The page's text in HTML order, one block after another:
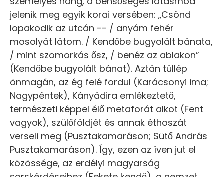
jelenik meg egyik korai versében: „Csönd
lopakodik az utcán -- / anyám fehér
mosolyát látom. / Kendőbe bugyolált bánata,
/ mint szomorkás ősz, / benéz az ablakon”
(Kendőbe bugyolált bánat). Aztán túllép
önmagán, az ég felé fordul (Karácsonyi ima;
Nagypéntek), Kányádira emlékeztető,
természeti képpel élő metaforát alkot (Fent
vagyok), szülőföldjét és annak éthoszát
verseli meg (Pusztakamaráson; Sütő András
Pusztakamaráson). Így, ezen az íven jut el
közössége, az erdélyi magyarság